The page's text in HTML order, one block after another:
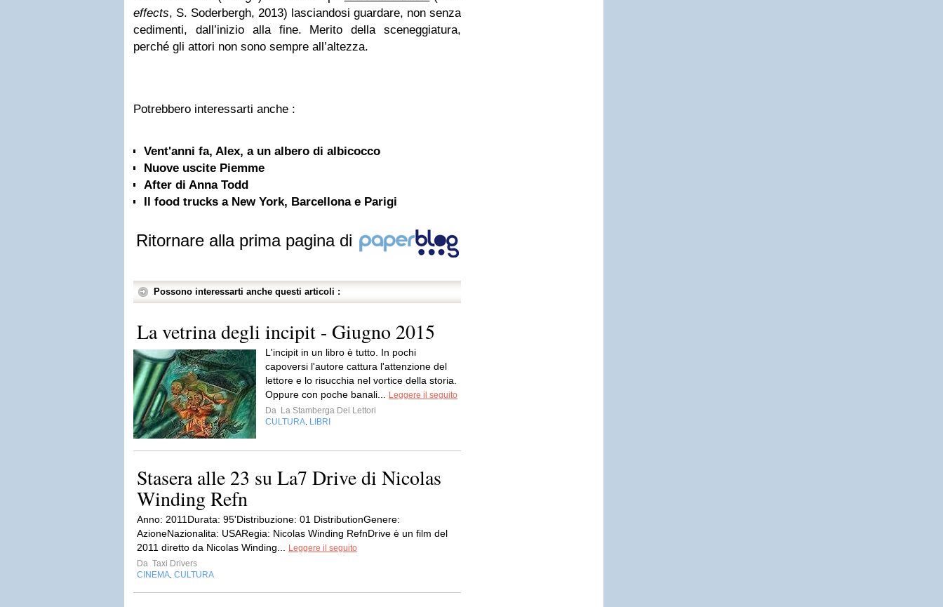
effects, S. Soderbergh, 2013) lasciandosi guardare, non senza
cedimenti, dall’inizio alla fine. Merito della sceneggiatura,
perché gli attori non sono sempre all’altezza.
Potrebbero interessarti anche :
Vent'anni fa, Alex, a un albero di albicocco
Nuove uscite Piemme
After di Anna Todd
Il food trucks a New York, Barcellona e Parigi
Ritornare alla prima pagina di
Possono interessarti anche questi articoli :
La vetrina degli incipit - Giugno 2015
L'incipit in un libro è tutto. In pochi
capoversi l'autore cattura l'attenzione del
lettore e lo risucchia nel vortice della storia.
Oppure con poche banali...
Leggere il seguito
Da La Stamberga Dei Lettori
CULTURA LIBRI
Stasera alle 23 su La7 Drive di Nicolas
Winding Refn
Anno: 2011Durata: 95'Distribuzione: 01 DistributionGenere:
AzioneNazionalita: USARegia: Nicolas Winding RefnDrive è un film del
2011 diretto da Nicolas Winding...
Leggere il seguito
Da Taxi Drivers
CINEMA CULTURA